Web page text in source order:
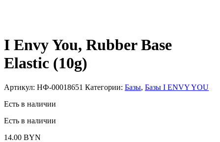
I Envy You, Rubber Base
Elastic (10g)
Артикул: НФ-00018651 Категории: Базы, Базы I ENVY YOU
Есть в наличии
Есть в наличии
14.00 BYN